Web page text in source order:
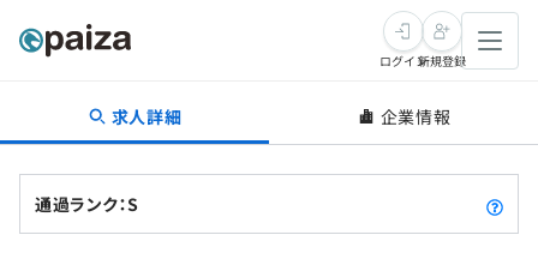
転職・キャリア
新卒就活
ログイン新規登録
求人詳細 企業情報
通過ランク：S